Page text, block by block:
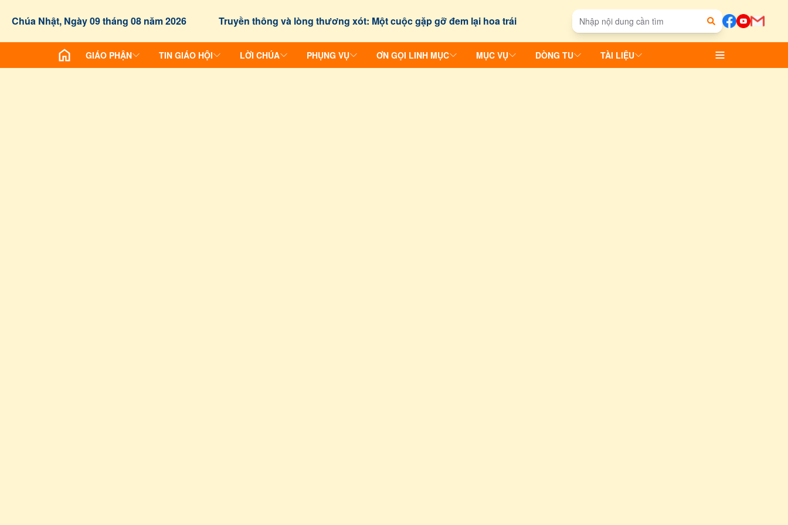
Chúa Nhật, Ngày 09 tháng 08 năm 2026 Truyền thông và lòng thương xót: Một cuộc gặp gỡ đem lại hoa trái
GIÁO PHẬN TIN GIÁO HỘI LỜI CHÚA PHỤNG VỤ ƠN GỌI LINH MỤC MỤC VỤ DÒNG TU TÀI LIỆU